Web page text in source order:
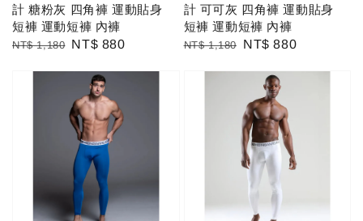
計 糖粉灰 四角褲 運動貼身
短褲 運動短褲 內褲
Regular
NT$ 1,180 Sale
NT$ 880
計 可可灰 四角褲 運動貼身
短褲 運動短褲 內褲
Regular
NT$ 1,180
Sale
NT$ 880